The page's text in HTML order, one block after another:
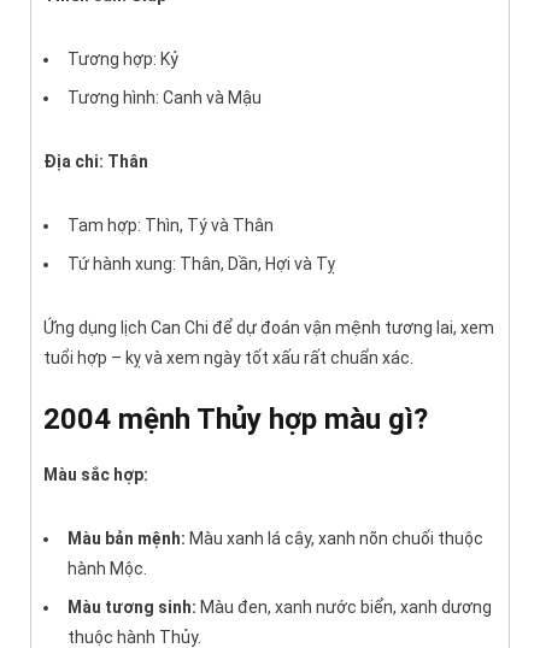
Tương hợp: Kỷ
Tương hình: Canh và Mậu
Địa chi: Thân
Tam hợp: Thìn, Tý và Thân
Tứ hành xung: Thân, Dần, Hợi và Tỵ
Ứng dụng lịch Can Chi để dự đoán vận mệnh tương lai, xem
tuổi hợp – kỵ và xem ngày tốt xấu rất chuẩn xác.
2004 mệnh Thủy hợp màu gì?
Màu sắc hợp:
Màu bản mệnh: Màu xanh lá cây, xanh nõn chuối thuộc
hành Mộc.
Màu tương sinh: Màu đen, xanh nước biển, xanh dương
thuộc hành Thủy.